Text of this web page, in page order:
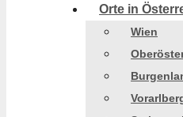
Orte in
Wien